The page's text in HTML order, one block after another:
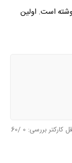
است. اولین
کارکتر بررسی: 0
/60